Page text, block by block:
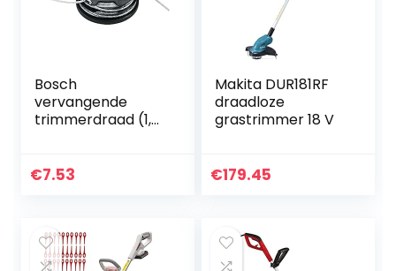
Bosch
vervangende
trimmerdraad (1,6
€7.53
Makita DUR181RF
draadloze
grastrimmer 18 V
€179.45